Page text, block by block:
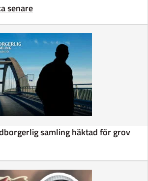
senare
samling häktad för grov